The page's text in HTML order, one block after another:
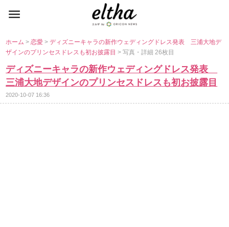
ホーム>恋愛>ディズニーキャラの新作ウェディングドレス発表 三浦大地デ
ザインのプリンセスドレスも初お披露目> 写真・詳細 26枚目
ディズニーキャラの新作ウェディングドレス発表
三浦大地デザインのプリンセスドレスも初お披露目
2020-10-07 16:36